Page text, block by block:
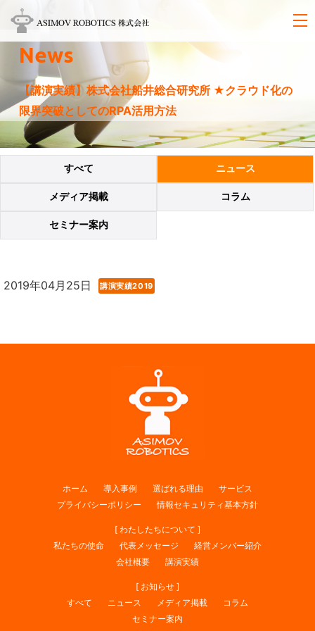
News
【講演実績】株式会社船井総合研究所 ★クラウド化の
限界突破としてのRPA活用方法
すべて ニュース
メディア掲載 コラム
セミナー案内
2019年04月25日 講演実績2019
ホーム 導入事例 選ばれる理由
サービス
プライバシーポリシー
情報セキュリティ基本方針
[ わたしたちについて ]
私たちの使命
代表メッセージ
経営メンバー紹介
会社概要
講演実績
[ お知らせ ]
すべて
ニュース メディア掲載
コラム
セミナー案内